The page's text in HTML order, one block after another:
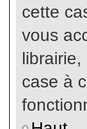
cette
vous
case à